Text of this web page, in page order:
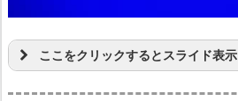
ここをクリックするとスライド表示